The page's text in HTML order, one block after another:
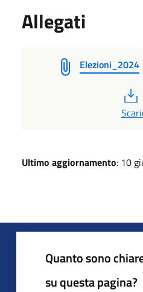
Allegati
Elezioni_2024
PDF
Ultimo aggiornamento: 10
Quanto sono
su questa pagina?